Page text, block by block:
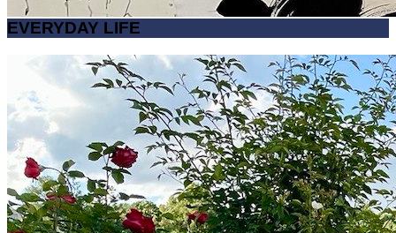
EVERYDAY LIFE